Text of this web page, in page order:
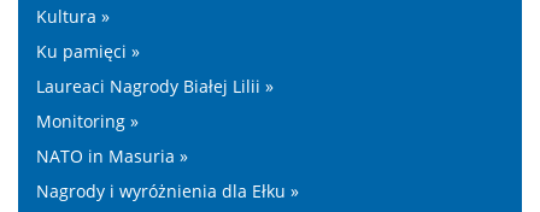
Kultura »
Ku pamięci »
Laureaci Nagrody Białej Lilii »
Monitoring »
NATO in Masuria »
Nagrody i wyróżnienia dla Ełku »